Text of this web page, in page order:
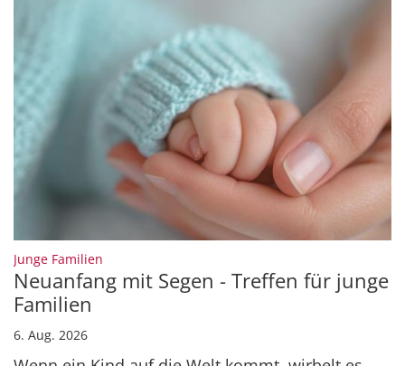
Junge Familien
Neuanfang mit Segen - Treffen für junge
Familien
6. Aug. 2026